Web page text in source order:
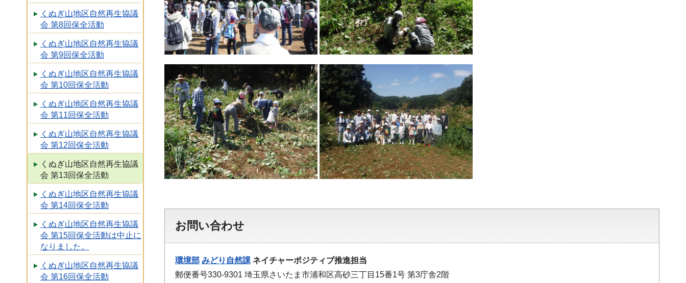
くぬぎ山地区自然再生協議
会 第8回保全活動
くぬぎ山地区自然再生協議
会 第9回保全活動
くぬぎ山地区自然再生協議
会 第10回保全活動
くぬぎ山地区自然再生協議
会 第11回保全活動
くぬぎ山地区自然再生協議
会 第12回保全活動
くぬぎ山地区自然再生協議
会 第13回保全活動
くぬぎ山地区自然再生協議
会 第14回保全活動
くぬぎ山地区自然再生協議
会 第15回保全活動は中止に
なりました。
くぬぎ山地区自然再生協議
会 第16回保全活動
お問い合わせ
環境部 みどり自然課 ネイチャーポジティブ推進担当
郵便番号330-9301 埼玉県さいたま市浦和区高砂三丁目15番1号 第3庁舎2階